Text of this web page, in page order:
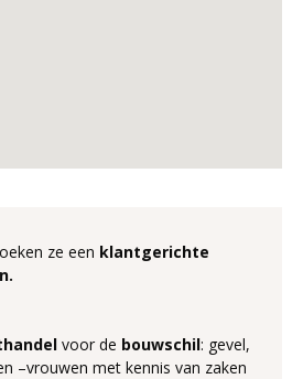
ze een klantgerichte
voor de bouwschil: gevel,
–vrouwen met kennis van zaken